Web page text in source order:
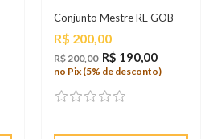
Conjunto Mestre RE GOB
Preço
R$ 200,00
R$ 200,00 R$ 190,00
no Pix (5% de desconto)